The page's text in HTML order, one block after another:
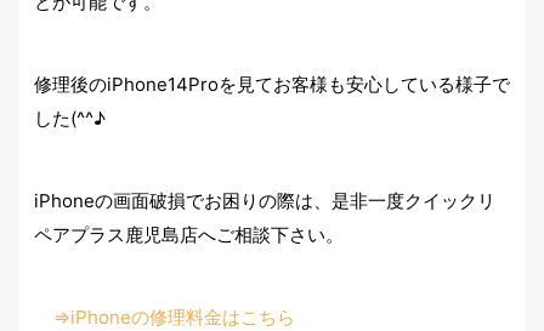
修理後のiPhone14Proを見てお客様も安心している様子で
した(^^♪
iPhoneの画面破損でお困りの際は、是非一度クイックリ
ペアプラス鹿児島店へご相談下さい。
⇒iPhoneの修理料金はこちら